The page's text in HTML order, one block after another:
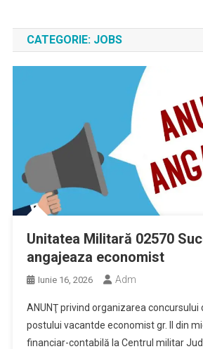
CATEGORIE: JOBS
Unitatea Militară 02570
angajeaza economist
Iunie 16, 2026 Adm
ANUNŢ privind organizarea concursului
postului vacantde economist gr. II din
financiar-contabilă la Centrul militar